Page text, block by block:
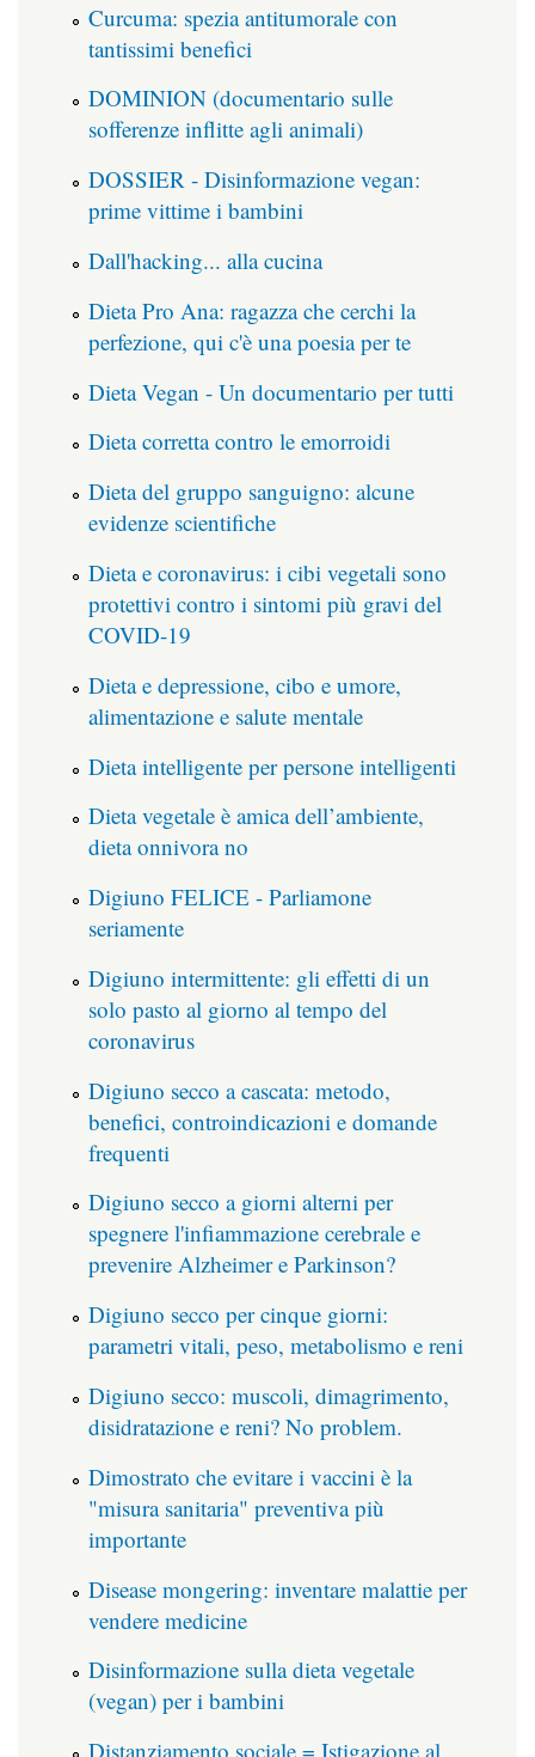
Curcuma: spezia antitumorale con
tantissimi benefici
DOMINION (documentario sulle
sofferenze inflitte agli animali)
DOSSIER - Disinformazione vegan:
prime vittime i bambini
Dall'hacking... alla cucina
Dieta Pro Ana: ragazza che cerchi la
perfezione, qui c'è una poesia per te
Dieta Vegan - Un documentario per tutti
Dieta corretta contro le emorroidi
Dieta del gruppo sanguigno: alcune
evidenze scientifiche
Dieta e coronavirus: i cibi vegetali sono
protettivi contro i sintomi più gravi del
COVID-19
Dieta e depressione, cibo e umore,
alimentazione e salute mentale
Dieta intelligente per persone intelligenti
Dieta vegetale è amica dell’ambiente,
dieta onnivora no
Digiuno FELICE - Parliamone
seriamente
Digiuno intermittente: gli effetti di un
solo pasto al giorno al tempo del
coronavirus
Digiuno secco a cascata: metodo,
benefici, controindicazioni e domande
frequenti
Digiuno secco a giorni alterni per
spegnere l'infiammazione cerebrale e
prevenire Alzheimer e Parkinson?
Digiuno secco per cinque giorni:
parametri vitali, peso, metabolismo e reni
Digiuno secco: muscoli, dimagrimento,
disidratazione e reni? No problem.
Dimostrato che evitare i vaccini è la
"misura sanitaria" preventiva più
importante
Disease mongering: inventare malattie per
vendere medicine
Disinformazione sulla dieta vegetale
(vegan) per i bambini
Distanziamento sociale = Istigazione al